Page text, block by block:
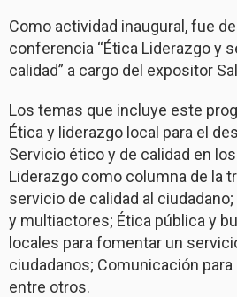
Como actividad inaugural, fue
conferencia “Ética Liderazgo y
calidad” a cargo del expositor
Los temas que incluye este
Ética y liderazgo local para el
Servicio ético y de calidad en
Liderazgo como columna de la
servicio de calidad al
y multiactores; Ética pública y
locales para fomentar un
ciudadanos; Comunicación para
entre otros.